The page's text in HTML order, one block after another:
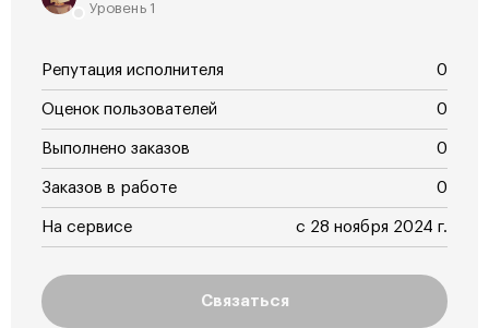
Уровень 1
Репутация исполнителя 0
Оценок пользователей 0
Выполнено заказов 0
Заказов в работе 0
На сервисе с 28 ноября 2024 г.
Связаться